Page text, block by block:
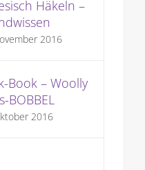
Häkeln –
2016
Book – Woolly
BOBBEL
2016